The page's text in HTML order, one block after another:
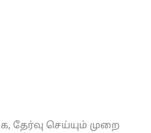
செய்யும் முறை